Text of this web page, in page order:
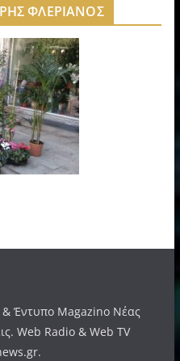
ΦΛΕΡΙΑΝΟΣ
& Έντυπο Magazino Νέας
Web Radio & Web TV